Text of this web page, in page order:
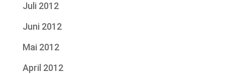
Juli 2012
Juni 2012
Mai 2012
April 2012